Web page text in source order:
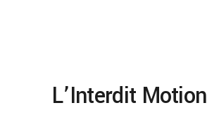
L’Interdit Motion